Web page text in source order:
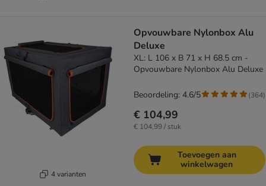
4 varianten
Opvouwbare Nylonbox Alu
Deluxe
XL: L 106 x B 71 x H 68.5 cm -
Opvouwbare Nylonbox Alu Deluxe
€ 104,99
€ 104,99 / stuk
Beoordeling: 4.6/5 (364)
Toevoegen aan
winkelwagen